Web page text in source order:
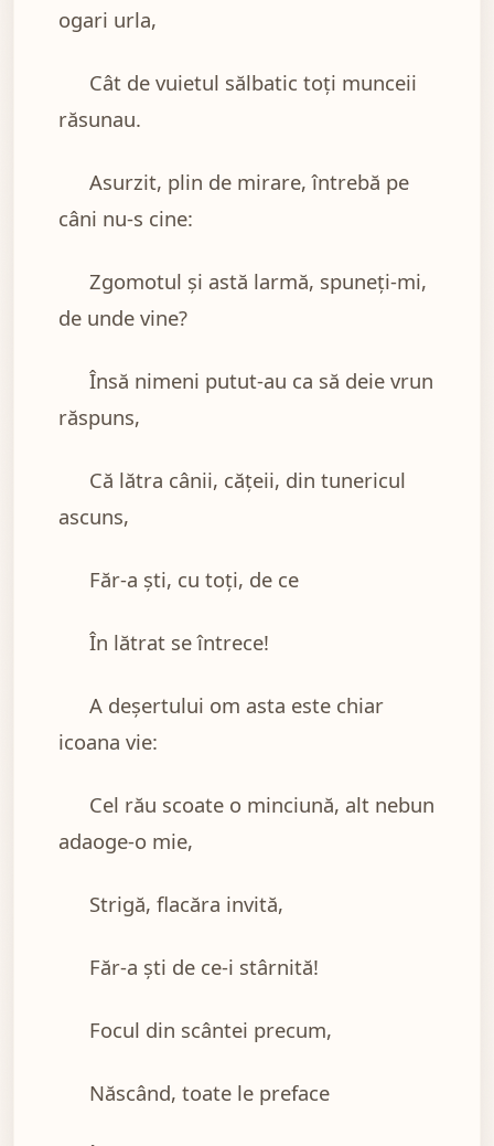
ogari urla,
Cât de vuietul sălbatic toţi munceii
răsunau.
Asurzit, plin de mirare, întrebă pe
câni nu-s cine:
Zgomotul şi astă larmă, spuneţi-mi,
de unde vine?
Însă nimeni putut-au ca să deie vrun
răspuns,
Că lătra cânii, căţeii, din tunericul
ascuns,
Făr-a şti, cu toţi, de ce
În lătrat se întrece!
A deşertului om asta este chiar
icoana vie:
Cel rău scoate o minciună, alt nebun
adaoge-o mie,
Strigă, flacăra invită,
Făr-a şti de ce-i stârnită!
Focul din scântei precum,
Născând, toate le preface